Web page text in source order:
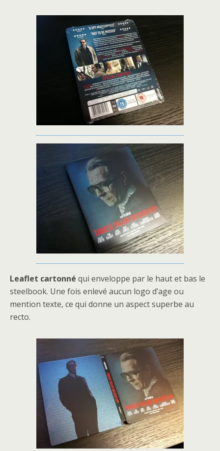
Leaflet cartonné qui enveloppe par le haut et bas le
steelbook. Une fois enlevé aucun logo d’age ou
mention texte, ce qui donne un aspect superbe au
recto.